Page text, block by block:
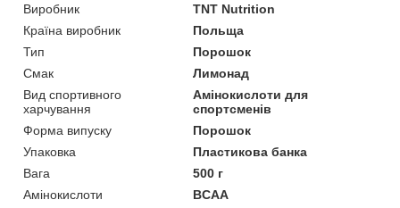
Виробник
TNT Nutrition
Країна виробник
Польща
Тип
Порошок
Смак
Лимонад
Вид спортивного
харчування
Амінокислоти для
спортсменів
Форма випуску
Порошок
Упаковка
Пластикова банка
Вага
500 г
Амінокислоти
BCAA